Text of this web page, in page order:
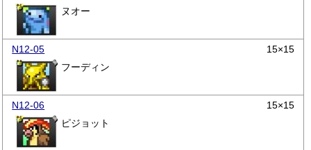
ヌオー
N12-05
15×15
フーディン
N12-06
15×15
ピジョット